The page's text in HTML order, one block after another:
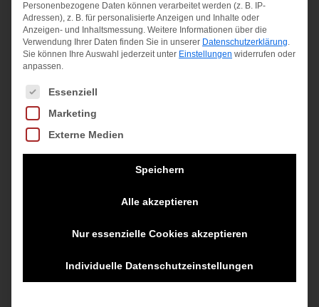
uvex
viti
89,95
inkl. MwSt.
zzgl.
uvex
inkl. MwSt.
uvex
rocket
Personenbezogene Daten können verarbeitet werden (z. B. IP-
Adressen), z. B. für personalisierte Anzeigen und Inhalte oder
Anzeigen- und Inhaltsmessung. Weitere Informationen über die
Verwendung Ihrer Daten finden Sie in unserer Datenschutzerklärung.
Sie können Ihre Auswahl jederzeit unter Einstellungen widerrufen oder
anpassen.
Es folgt eine Liste der Service-Gruppen, für die eine
Essenziell
Marketing
Externe Medien
Speichern
Alle akzeptieren
Nur essenzielle Cookies akzeptieren
Individuelle Datenschutzeinstellungen